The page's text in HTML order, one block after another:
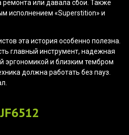
ремонта или давала сбои. Также
исполнением «Superstition» и
эта история особенно полезна.
главный инструмент, надежная
эргономикой и близким тембром
должна работать без пауз.